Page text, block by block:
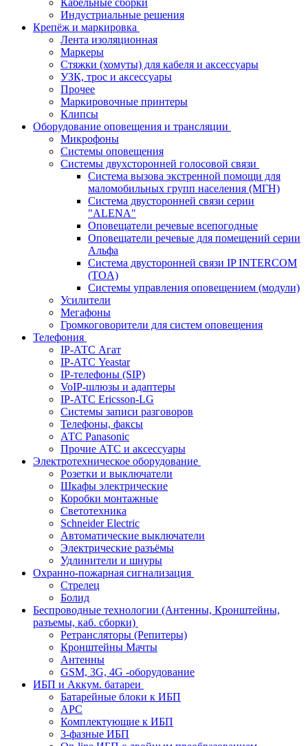
Кабельные сборки
Индустриальные решения
Крепёж и маркировка
Лента изоляционная
Маркеры
Стяжки (хомуты) для кабеля и аксессуары
УЗК, трос и аксессуары
Прочее
Маркировочные принтеры
Клипсы
Оборудование оповещения и трансляции
Микрофоны
Системы оповещения
Системы двухсторонней голосовой связи
Система вызова экстренной помощи для
маломобильных групп населения (МГН)
Система двусторонней связи серии
"ALENA"
Оповещатели речевые всепогодные
Оповещатели речевые для помещений серии
Альфа
Система двусторонней связи IP INTERCOM
(TOA)
Системы управления оповещением (модули)
Усилители
Мегафоны
Громкоговорители для систем оповещения
Телефония
IP-АТС Агат
IP-АТС Yeastar
IP-телефоны (SIP)
VoIP-шлюзы и адаптеры
IP-АТС Ericsson-LG
Системы записи разговоров
Телефоны, факсы
АТС Panasonic
Прочие АТС и аксессуары
Электротехническое оборудование
Розетки и выключатели
Шкафы электрические
Коробки монтажные
Светотехника
Schneider Electric
Автоматические выключатели
Электрические разъёмы
Удлинители и шнуры
Охранно-пожарная сигнализация
Стрелец
Болид
Беспроводные технологии (Антенны, Кронштейны,
разъемы, каб. сборки)
Ретрансляторы (Репитеры)
Кронштейны Мачты
Антенны
GSM, 3G, 4G -оборудование
ИБП и Аккум. батареи
Батарейные блоки к ИБП
APC
Комплектующие к ИБП
3-фазные ИБП